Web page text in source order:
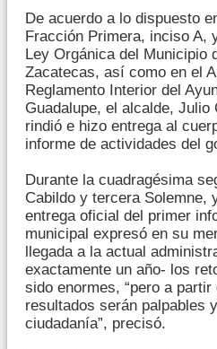
De acuerdo a lo dispuesto
Fracción Primera, inciso A,
Ley Orgánica del Municipio
Zacatecas, así como en el
Reglamento Interior del
Guadalupe, el alcalde, Julio
rindió e hizo entrega al
informe de actividades del
Durante la cuadragésima
Cabildo y tercera Solemne,
entrega oficial del primer
municipal expresó en su
llegada a la actual
exactamente un año- los
sido enormes, “pero a
resultados serán palpables
ciudadanía”, precisó.